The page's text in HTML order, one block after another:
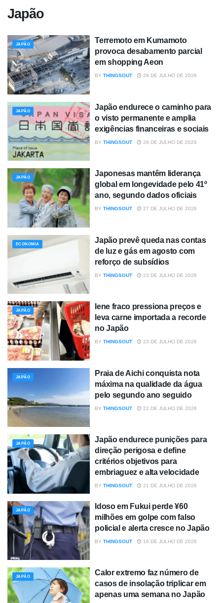
Japão
JAPÃO
Terremoto em Kumamoto
provoca desabamento parcial
em shopping Aeon
BY THINGSOUT 29 DE JULHO DE 2026
JAPÃO
Japão endurece o caminho para
o visto permanente e amplia
exigências financeiras e sociais
BY THINGSOUT 28 DE JULHO DE 2026
JAPÃO
Japonesas mantêm liderança
global em longevidade pelo 41º
ano, segundo dados oficiais
BY THINGSOUT 27 DE JULHO DE 2026
ECONOMIA
Japão prevê queda nas contas
de luz e gás em agosto com
reforço de subsídios
BY THINGSOUT 23 DE JULHO DE 2026
JAPÃO
Iene fraco pressiona preços e
leva carne importada a recorde
no Japão
BY THINGSOUT 23 DE JULHO DE 2026
JAPÃO
Praia de Aichi conquista nota
máxima na qualidade da água
pelo segundo ano seguido
BY THINGSOUT 22 DE JULHO DE 2026
JAPÃO
Japão endurece punições para
direção perigosa e define
critérios objetivos para
embriaguez e alta velocidade
BY THINGSOUT 21 DE JULHO DE 2026
JAPÃO
Idoso em Fukui perde ¥60
milhões em golpe com falso
policial e alerta cresce no Japão
BY THINGSOUT 16 DE JULHO DE 2026
JAPÃO
Calor extremo faz número de
casos de insolação triplicar em
apenas uma semana no Japão